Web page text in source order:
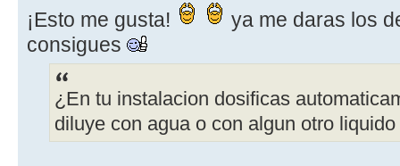
¡Esto me gusta!
ya me daras los
consigues
¿En tu instalacion dosificas
diluye con agua o con algun otro